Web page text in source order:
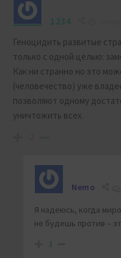
1234
Геноцидить развитые
только с одной целью:
Как ни странно но это
(человечество) уже
позволяют одному
уничтожить всех.
Nemo
Я надеюсь, когда
не будешь против –
3